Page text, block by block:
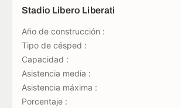
Stadio Libero Liberati
Año de construcción :
Tipo de césped :
Capacidad :
Asistencia media :
Asistencia máxima :
Porcentaje :